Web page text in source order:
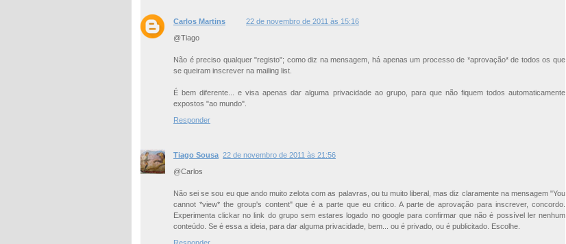
Carlos Martins
22 de novembro de 2011 às 15:16
@Tiago
Não é preciso qualquer "registo"; como diz na mensagem, há apenas um processo de *aprovação* de todos os que
se queiram inscrever na mailing list.
É bem diferente... e visa apenas dar alguma privacidade ao grupo, para que não fiquem todos automaticamente
expostos "ao mundo".
Responder
Tiago Sousa 22 de novembro de 2011 às 21:56
@Carlos
Não sei se sou eu que ando muito zelota com as palavras, ou tu muito liberal, mas diz claramente na mensagem "You
cannot *view* the group's content" que é a parte que eu critico. A parte de aprovação para inscrever, concordo.
Experimenta clickar no link do grupo sem estares logado no google para confirmar que não é possível ler nenhum
conteúdo. Se é essa a ideia, para dar alguma privacidade, bem... ou é privado, ou é publicitado. Escolhe.
Responder